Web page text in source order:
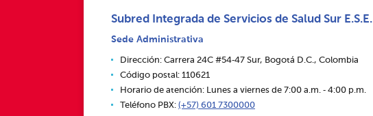
Subred Integrada de Servicios de Salud Sur E.S.E.
Sede Administrativa
Dirección: Carrera 24C #54‑47 Sur, Bogotá D.C., Colombia
Código postal: 110621
Horario de atención: Lunes a viernes de 7:00 a.m. ‑ 4:00 p.m.
Teléfono PBX: (+57) 601 7300000